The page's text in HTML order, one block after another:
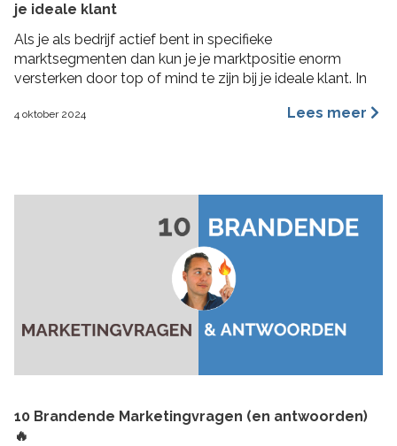
je ideale klant
Als je als bedrijf actief bent in specifieke
marktsegmenten dan kun je je marktpositie enorm
versterken door top of mind te zijn bij je ideale klant. In
of Mind positie kunt veroveren bij je ideale klant met de
4 oktober 2024 Lees meer
10 Brandende Marketingvragen (en antwoorden)
🔥